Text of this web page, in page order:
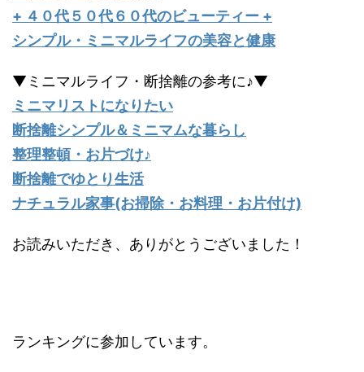
+ ４０代５０代６０代のビューティー +
シンプル・ミニマルライフの美容と健康
▼ミニマルライフ・断捨離の参考に♪▼
ミニマリストになりたい
断捨離シンプル＆ミニマムな暮らし
整理整頓・お片づけ♪
断捨離でゆとり生活
ナチュラル家事(お掃除・お料理・お片付け)
お読みいただき、ありがとうございました！
ランキングに参加しています。